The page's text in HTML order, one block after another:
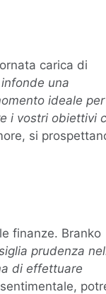
carica di
una
ideale
i vostri obiettivi
si
finanze. Branko
prudenza
di effettuare